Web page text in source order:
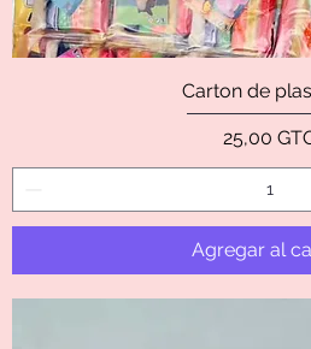
Carton de
25,00
Agregar al